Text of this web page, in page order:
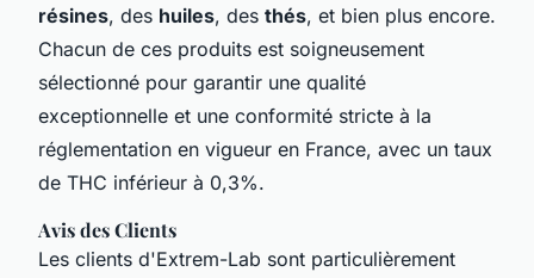
résines, des huiles, des thés, et bien plus encore.
Chacun de ces produits est soigneusement
sélectionné pour garantir une qualité
exceptionnelle et une conformité stricte à la
réglementation en vigueur en France, avec un taux
de THC inférieur à 0,3%.
Avis des Clients
Les clients d'Extrem-Lab sont particulièrement